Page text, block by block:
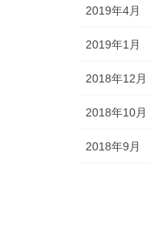
2019年4月
2019年1月
2018年12月
2018年10月
2018年9月